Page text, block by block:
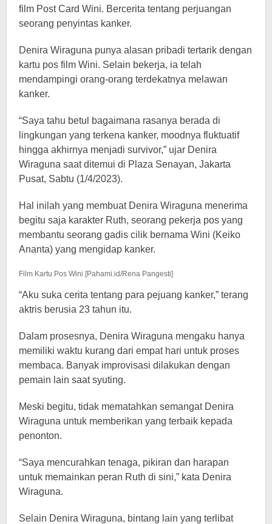
film Post Card Wini. Bercerita tentang perjuangan
seorang penyintas kanker.
Denira Wiraguna punya alasan pribadi tertarik dengan
kartu pos film Wini. Selain bekerja, ia telah
mendampingi orang-orang terdekatnya melawan
kanker.
“Saya tahu betul bagaimana rasanya berada di
lingkungan yang terkena kanker, moodnya fluktuatif
hingga akhirnya menjadi survivor,” ujar Denira
Wiraguna saat ditemui di Plaza Senayan, Jakarta
Pusat, Sabtu (1/4/2023).
Hal inilah yang membuat Denira Wiraguna menerima
begitu saja karakter Ruth, seorang pekerja pos yang
membantu seorang gadis cilik bernama Wini (Keiko
Ananta) yang mengidap kanker.
Film Kartu Pos Wini [Pahami.id/Rena Pangesti]
“Aku suka cerita tentang para pejuang kanker,” terang
aktris berusia 23 tahun itu.
Dalam prosesnya, Denira Wiraguna mengaku hanya
memiliki waktu kurang dari empat hari untuk proses
membaca. Banyak improvisasi dilakukan dengan
pemain lain saat syuting.
Meski begitu, tidak mematahkan semangat Denira
Wiraguna untuk memberikan yang terbaik kepada
penonton.
“Saya mencurahkan tenaga, pikiran dan harapan
untuk memainkan peran Ruth di sini,” kata Denira
Wiraguna.
Selain Denira Wiraguna, bintang lain yang terlibat